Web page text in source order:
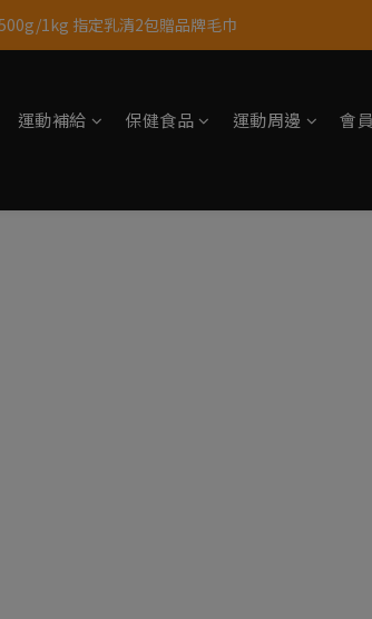
App 下單享 5% 購物金回饋
App 下單享 5% 購物金回饋
運動補給 保健食品 運動周邊
會